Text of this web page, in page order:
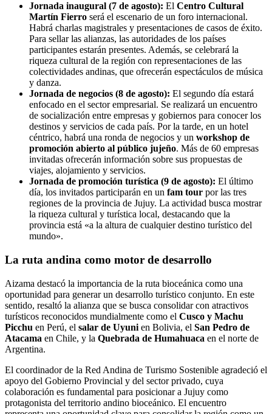
Jornada inaugural (7 de agosto): El Centro Cultural
Martín Fierro será el escenario de un foro internacional.
Habrá charlas magistrales y presentaciones de casos de éxito.
Para sellar las alianzas, las autoridades de los países
participantes estarán presentes. Además, se celebrará la
riqueza cultural de la región con representaciones de las
colectividades andinas, que ofrecerán espectáculos de música
y danza.
Jornada de negocios (8 de agosto): El segundo día estará
enfocado en el sector empresarial. Se realizará un encuentro
de socialización entre empresas y gobiernos para conocer los
destinos y servicios de cada país. Por la tarde, en un hotel
céntrico, habrá una ronda de negocios y un workshop de
promoción abierto al público jujeño. Más de 60 empresas
invitadas ofrecerán información sobre sus propuestas de
viajes, alojamiento y servicios.
Jornada de promoción turística (9 de agosto): El último
día, los invitados participarán en un fam tour por las tres
regiones de la provincia de Jujuy. La actividad busca mostrar
la riqueza cultural y turística local, destacando que la
provincia está «a la altura de cualquier destino turístico del
mundo».
La ruta andina como motor de desarrollo
Aizama destacó la importancia de la ruta bioceánica como una
oportunidad para generar un desarrollo turístico conjunto. En este
sentido, resaltó la alianza que se busca consolidar con atractivos
turísticos reconocidos mundialmente como el Cusco y Machu
Picchu en Perú, el salar de Uyuni en Bolivia, el San Pedro de
Atacama en Chile, y la Quebrada de Humahuaca en el norte de
Argentina.
El coordinador de la Red Andina de Turismo Sostenible agradeció el
apoyo del Gobierno Provincial y del sector privado, cuya
colaboración es fundamental para posicionar a Jujuy como
protagonista del territorio andino bioceánico. El encuentro